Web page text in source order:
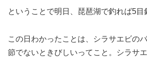
ということで明日、琵琶湖で釣れば5目
この日わかったことは、シラサエビの
節でないときびしいってこと。シラサ